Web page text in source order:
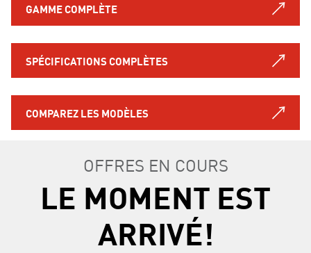
GAMME COMPLÈTE
COMPAREZ LES MODÈLES
SPÉCIFICATIONS COMPLÈTES
OFFRES EN COURS
LE MOMENT EST
ARRIVÉ!